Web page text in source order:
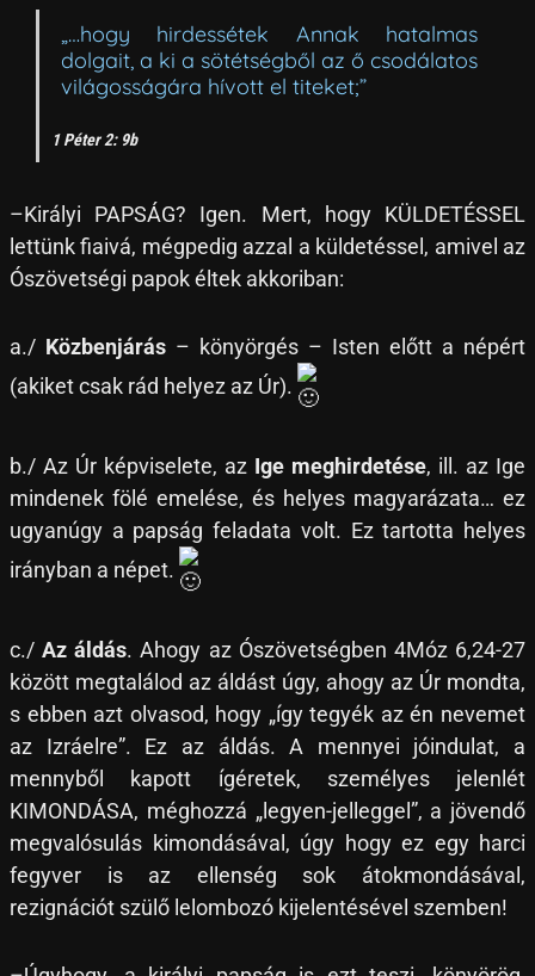
„…hogy hirdessétek Annak hatalmas
dolgait, a ki a sötétségből az ő csodálatos
világosságára hívott el titeket;”
1 Péter 2: 9b
–Királyi PAPSÁG? Igen. Mert, hogy KÜLDETÉSSEL
lettünk fiaivá, mégpedig azzal a küldetéssel, amivel az
Ószövetségi papok éltek akkoriban:
a./ Közbenjárás – könyörgés – Isten előtt a népért
(akiket csak rád helyez az Úr).
b./ Az Úr képviselete, az Ige meghirdetése, ill. az Ige
mindenek fölé emelése, és helyes magyarázata… ez
ugyanúgy a papság feladata volt. Ez tartotta helyes
irányban a népet.
c./Az áldás. Ahogy az Ószövetségben 4Móz 6,24-27
között megtalálod az áldást úgy, ahogy az Úr mondta,
s ebben azt olvasod, hogy „így tegyék az én nevemet
az Izráelre”. Ez az áldás. A mennyei jóindulat, a
mennyből kapott ígéretek, személyes jelenlét
KIMONDÁSA, méghozzá „legyen-jelleggel”, a jövendő
megvalósulás kimondásával, úgy hogy ez egy harci
fegyver is az ellenség sok átokmondásával,
rezignációt szülő lelombozó kijelentésével szemben!